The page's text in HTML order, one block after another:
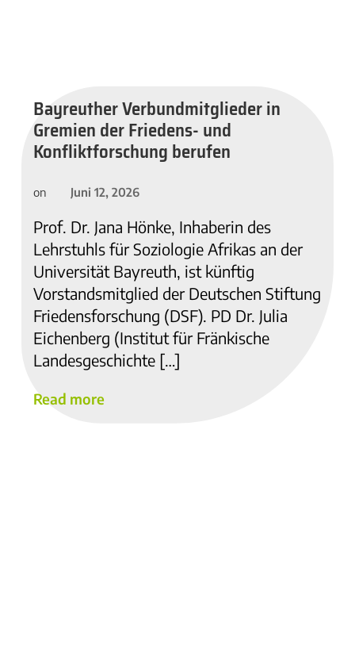
Bayreuther Verbundmitglieder in
Gremien der Friedens- und
Konfliktforschung berufen
on Juni 12, 2026
Prof. Dr. Jana Hönke, Inhaberin des
Lehrstuhls für Soziologie Afrikas an der
Universität Bayreuth, ist künftig
Vorstandsmitglied der Deutschen Stiftung
Friedensforschung (DSF). PD Dr. Julia
Eichenberg (Institut für Fränkische
Landesgeschichte […]
Read more